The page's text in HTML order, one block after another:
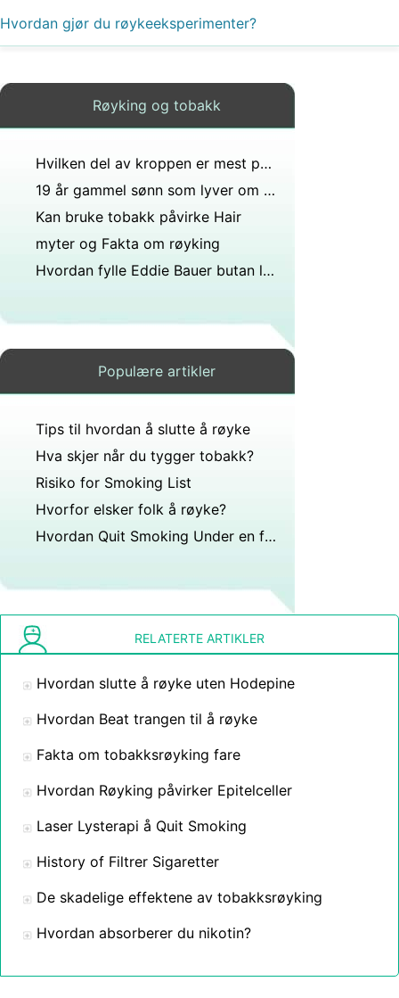
Hvordan gjør du røykeeksperimenter?
Røyking og tobakk
Hvilken del av kroppen er mest påvirket av røyking og hva er nødvendig for å ta vare på det?
19 år gammel sønn som lyver om røyking hva kan du gjøre?
Kan bruke tobakk påvirke Hair
myter og Fakta om røyking
Hvordan fylle Eddie Bauer butan lightere
Populære artikler
Tips til hvordan å slutte å røyke
Hva skjer når du tygger tobakk?
Risiko for Smoking List
Hvorfor elsker folk å røyke?
Hvordan Quit Smoking Under en ferie
RELATERTE ARTIKLER
Hvordan slutte å røyke uten Hodepine
Hvordan Beat trangen til å røyke
Fakta om tobakksrøyking fare
Hvordan Røyking påvirker Epitelceller
Laser Lysterapi å Quit Smoking
History of Filtrer Sigaretter
De skadelige effektene av tobakksrøyking
Hvordan absorberer du nikotin?